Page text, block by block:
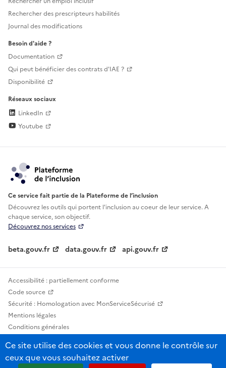
Rechercher des prescripteurs habilités
Journal des modifications
Besoin d'aide ?
Documentation
Qui peut bénéficier des contrats d'IAE ?
Disponibilité
Réseaux sociaux
LinkedIn
Youtube
Ce service fait partie de la Plateforme de l’inclusion
Découvrez les outils qui portent l'inclusion aucoeur de leur service. A
chaque service, son objectif.
Découvrez nos services
beta.gouv.fr data.gouv.fr api.gouv.fr
Accessibilité : partiellement conforme
Code source
Sécurité : Homologation avec MonServiceSécurisé
Mentions légales
Conditions générales
Statistiques, lexiques et indicateurs
Sauf mention contraire, tous les contenus de ce site sont sous licence
Ce site utilise des cookies et vous donne le contrôle sur
ceux que vous souhaitez activer